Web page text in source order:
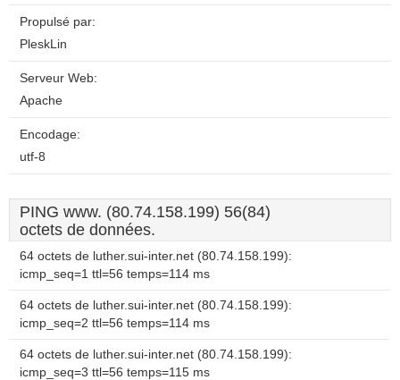
Propulsé par:
PleskLin
Serveur Web:
Apache
Encodage:
utf-8
PING www. (80.74.158.199) 56(84)
octets de données.
64 octets de luther.sui-inter.net (80.74.158.199):
icmp_seq=1 ttl=56 temps=114 ms
64 octets de luther.sui-inter.net (80.74.158.199):
icmp_seq=2 ttl=56 temps=114 ms
64 octets de luther.sui-inter.net (80.74.158.199):
icmp_seq=3 ttl=56 temps=115 ms